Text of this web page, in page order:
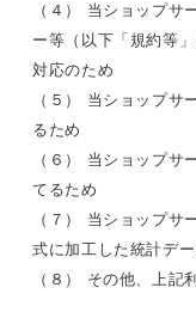
（４） 当ショップサ
ー等（以下「規約等
対応のため
（５） 当ショップサ
るため
（６） 当ショップサ
てるため
（７） 当ショップサ
式に加工した統計デ
（８） その他、上記